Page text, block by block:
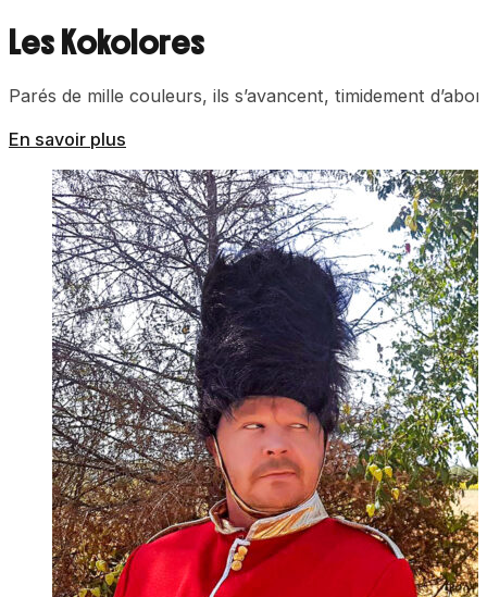
Les Kokolores
Parés de mille couleurs, ils s’avancent, timidement
En savoir plus